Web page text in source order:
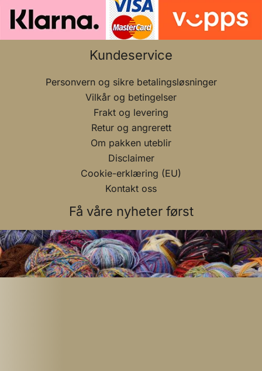
Kundeservice
Personvern og sikre betalingsløsninger
Vilkår og betingelser
Frakt og levering
Retur og angrerett
Om pakken uteblir
Disclaimer
Cookie-erklæring (EU)
Kontakt oss
Få våre nyheter først